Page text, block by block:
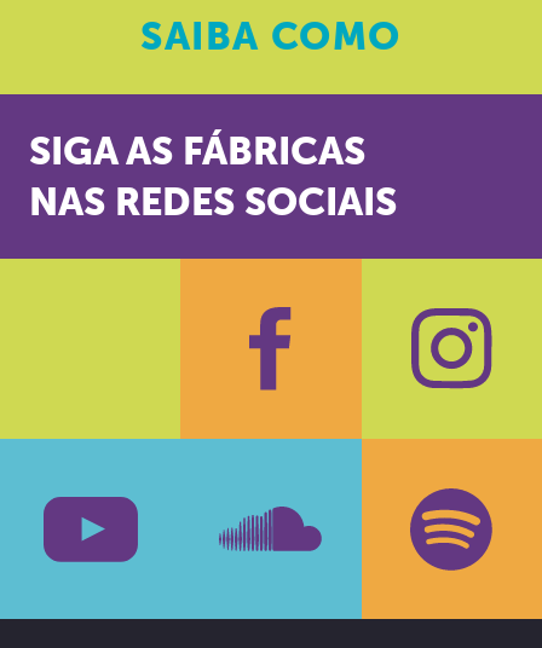
SAIBA COMO
SIGA AS FÁBRICAS
NAS REDES SOCIAIS
Facebook